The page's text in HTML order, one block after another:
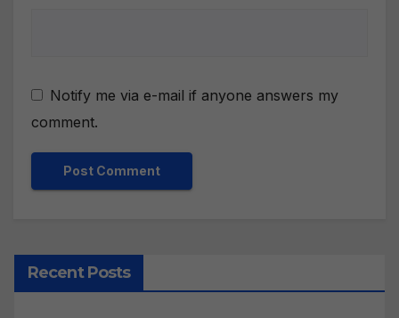
Notify me via e-mail if anyone answers my
comment.
Recent Posts